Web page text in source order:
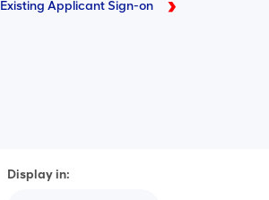
Existing Applicant Sign-on
Display in: